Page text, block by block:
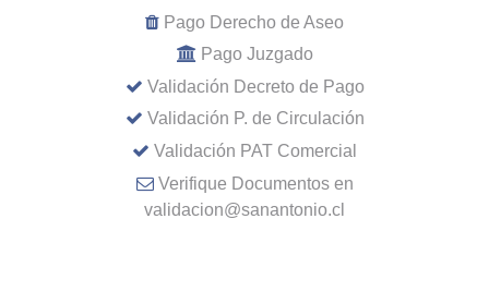
Pago Derecho de Aseo
Pago Juzgado
Validación Decreto de Pago
Validación P. de Circulación
Validación PAT Comercial
Verifique Documentos en
validacion@sanantonio.cl